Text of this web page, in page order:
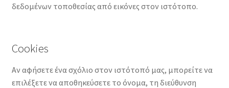
δεδομένων τοποθεσίας από εικόνες στον ιστότοπο.
Cookies
Αν αφήσετε ένα σχόλιο στον ιστότοπό μας, μπορείτε να
επιλέξετε να αποθηκεύσετε το όνομα, τη διεύθυνση